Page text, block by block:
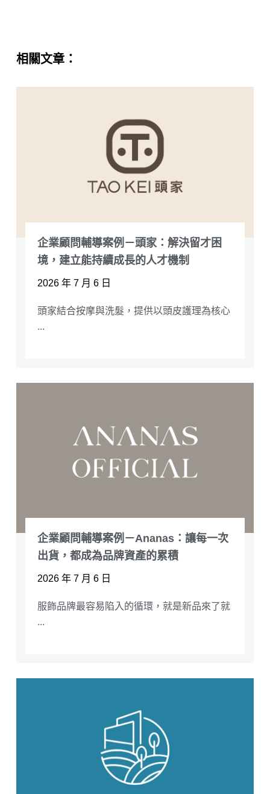
相關文章：
企業顧問輔導案例－頭家：解決留才困
境，建立能持續成長的人才機制
2026 年 7 月 6 日
頭家結合按摩與洗髮，提供以頭皮護理為核心
...
企業顧問輔導案例－Ananas：讓每一次
出貨，都成為品牌資產的累積
2026 年 7 月 6 日
服飾品牌最容易陷入的循環，就是新品來了就
...